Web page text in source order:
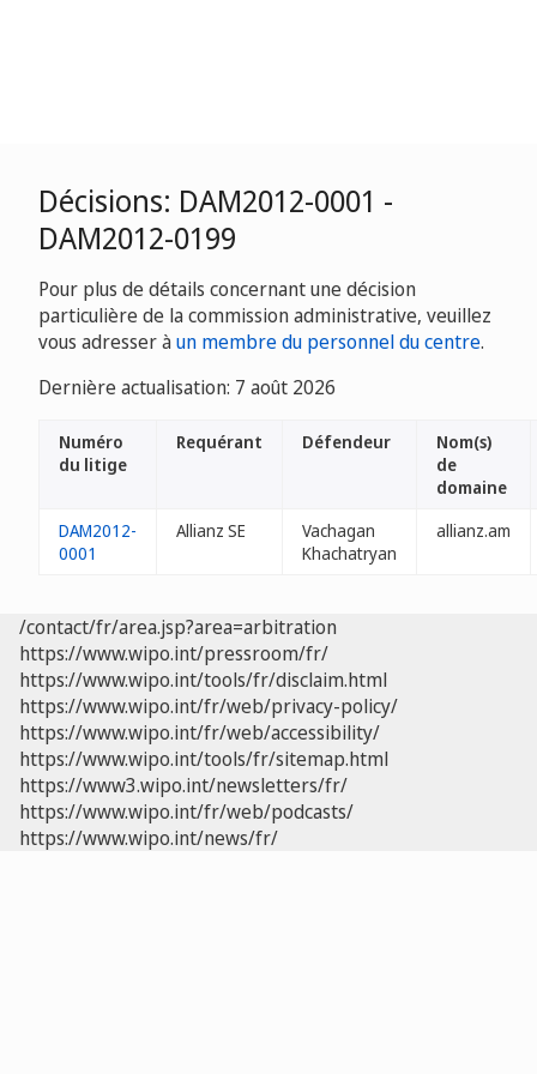
Décisions: DAM2012-0001 -
DAM2012-0199
Pour plus de détails concernant une décision
particulière de la commission administrative, veuillez
vous adresser àun membre du personnel du centre.
Dernière actualisation: 7 août 2026
Numéro
du litige
Requérant Défendeur
Nom(s)
de
domaine
DAM2012-
0001
Allianz SE
Vachagan
Khachatryan
allianz.am
/contact/fr/area.jsp?area=arbitration
https://www.wipo.int/pressroom/fr/
https://www.wipo.int/tools/fr/disclaim.html
https://www.wipo.int/fr/web/privacy-policy/
https://www.wipo.int/fr/web/accessibility/
https://www.wipo.int/tools/fr/sitemap.html
https://www3.wipo.int/newsletters/fr/
https://www.wipo.int/fr/web/podcasts/
https://www.wipo.int/news/fr/